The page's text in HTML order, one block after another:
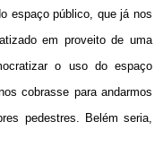
espaço público, que já nos
em proveito de uma
o uso do espaço
cobrasse para andarmos
pedestres. Belém seria,